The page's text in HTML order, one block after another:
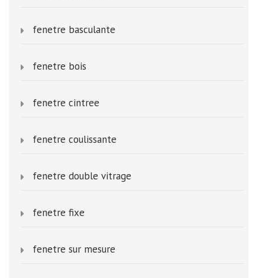
fenetre basculante
fenetre bois
fenetre cintree
fenetre coulissante
fenetre double vitrage
fenetre fixe
fenetre sur mesure